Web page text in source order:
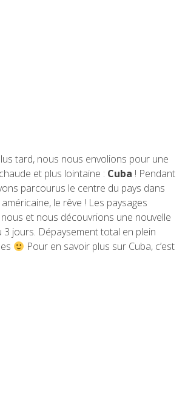
tard, nous nous envolions pour une
et plus lointaine : Cuba ! Pendant
parcourus le centre du pays dans
le rêve ! Les paysages
et nous découvrions une nouvelle
3 jours. Dépaysement total en plein
Pour en savoir plus sur Cuba, c’est